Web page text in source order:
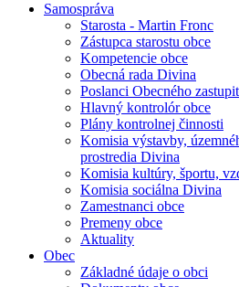
Samospráva
Starosta - Martin Fronc
Zástupca starostu obce
Kompetencie obce
Obecná rada Divina
Poslanci Obecného
Hlavný kontrolór obce
Plány kontrolnej činnosti
Komisia výstavby,
prostredia Divina
Komisia kultúry, športu,
Komisia sociálna Divina
Zamestnanci obce
Premeny obce
Aktuality
Obec
Základné údaje o obci